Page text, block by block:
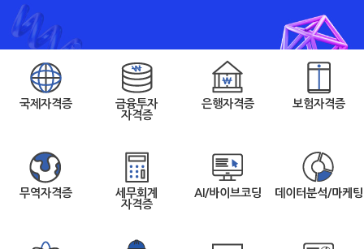
국제자격증
금융투자
자격증
은행자격증 보험자격증
무역자격증
세무회계
자격증
AI/바이브코딩 데이터분석/마케팅